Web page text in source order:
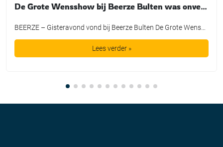
De Grote Wensshow bij Beerze Bulten was onvergetelijk
BEERZE – Gisteravond vond bij Beerze Bulten De Grote Wensshow plaats, waarbij de mooiste wensen van kinderen mochten uitkomen dankzij de Bultje Foundation. De Grote Wensshow is een jaarlijks initiatief van Beerze Bulten, speciaal bedoeld voor kinderen die wel een extra steuntje in de rug kunnen gebruiken. Zo nam Tijmen een duik in een bad vol spekjes, maakte Lieke een […]
Lees verder »